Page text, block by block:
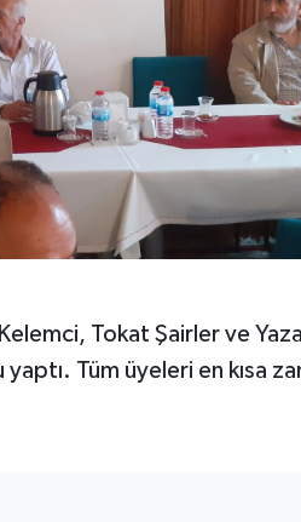
Tokat Şairler ve
Tüm üyeleri en kısa